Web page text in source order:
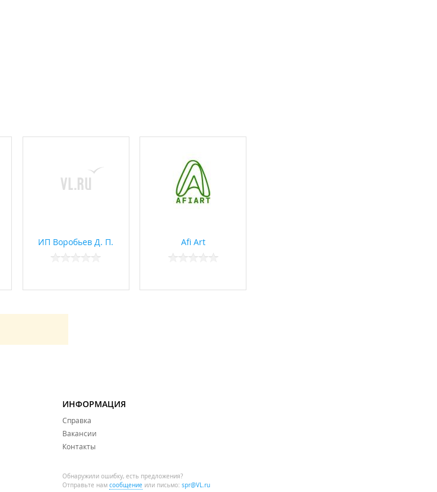
ИП Воробьев Д. П. Afi Art
ИНФОРМАЦИЯ
Справка
Вакансии
Контакты
Обнаружили ошибку, есть предложения?
Отправьте нам сообщение или письмо: spr@VL.ru